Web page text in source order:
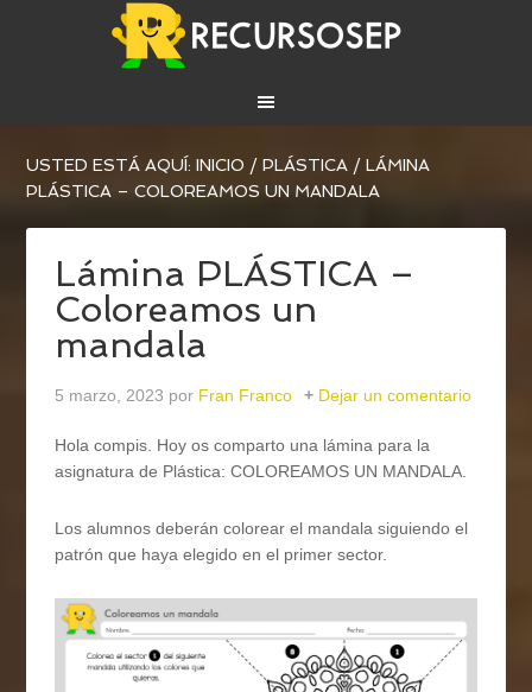
USTED ESTÁ AQUÍ:INICIO / PLÁSTICA / LÁMINA
PLÁSTICA – COLOREAMOS UN MANDALA
Lámina PLÁSTICA –
Coloreamos un
mandala
5 marzo, 2023 por Fran Franco Dejar un comentario
Hola compis. Hoy os comparto una lámina para la
asignatura de Plástica: COLOREAMOS UN MANDALA.
Los alumnos deberán colorear el mandala siguiendo el
patrón que haya elegido en el primer sector.